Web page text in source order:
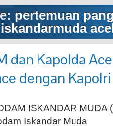
pertemuan
iskandarmuda
dan Kapolda
dengan Kapolri
ISKANDAR MUDA
Iskandar Muda